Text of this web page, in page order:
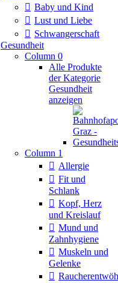
Baby und Kind
Lust und Liebe
Schwangerschaft
Gesundheit
Column 0
Alle Produkte
der Kategorie
Gesundheit
anzeigen
Column 1
Allergie
Fit und
Schlank
Kopf, Herz
und Kreislauf
Mund und
Zahnhygiene
Muskeln und
Gelenke